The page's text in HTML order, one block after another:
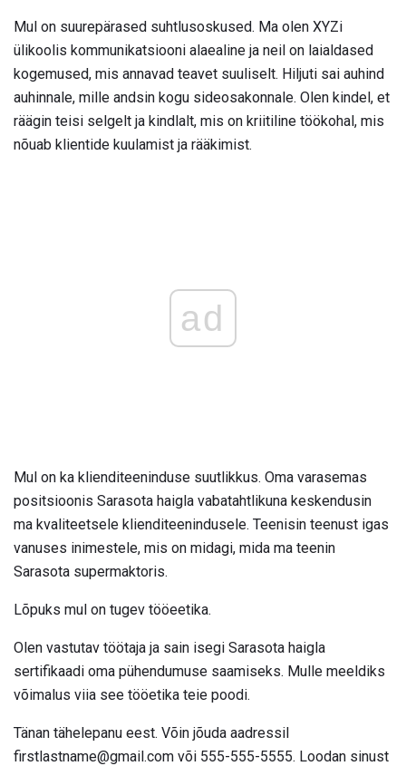
Mul on suurepärased suhtlusoskused. Ma olen XYZi
ülikoolis kommunikatsiooni alaealine ja neil on laialdased
kogemused, mis annavad teavet suuliselt. Hiljuti sai auhind
auhinnale, mille andsin kogu sideosakonnale. Olen kindel, et
räägin teisi selgelt ja kindlalt, mis on kriitiline töökohal, mis
nõuab klientide kuulamist ja rääkimist.
ad
Mul on ka klienditeeninduse suutlikkus. Oma varasemas
positsioonis Sarasota haigla vabatahtlikuna keskendusin
ma kvaliteetsele klienditeenindusele. Teenisin teenust igas
vanuses inimestele, mis on midagi, mida ma teenin
Sarasota supermaktoris.
Lõpuks mul on tugev tööeetika.
Olen vastutav töötaja ja sain isegi Sarasota haigla
sertifikaadi oma pühendumuse saamiseks. Mulle meeldiks
võimalus viia see tööetika teie poodi.
Tänan tähelepanu eest. Võin jõuda aadressil
firstlastname@gmail.com või 555-555-5555. Loodan sinust